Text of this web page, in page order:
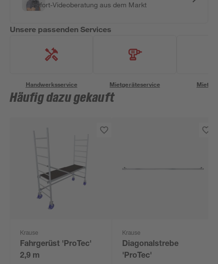
Sofort-Videoberatung aus dem Markt
Unsere passenden Services
Handwerksservice Mietgeräteservice
Häufig dazu gekauft
Krause
Fahrgerüst 'ProTec'
2,9 m
Krause
Diagonalstrebe
'ProTec'